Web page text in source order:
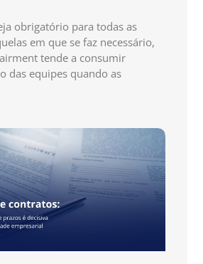
obrigatório para todas as
em que se faz necessário,
tende a consumir
das equipes quando as